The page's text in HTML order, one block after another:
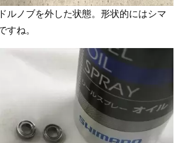
ルノブを外した状態。形状的にはシマ
すね。